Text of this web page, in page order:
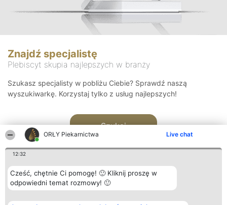
ORŁY Piekarnictwa Live chat
12:32
Cześć, chętnie Ci pomogę! 🙂 Kliknij proszę w
odpowiedni temat rozmowy! 🙂
Znajdź specjalistę
Plebiscyt skupia najlepszych w branży
Szukasz specjalisty w pobliżu Ciebie? Sprawdź naszą
wyszukiwarkę. Korzystaj tylko z usług najlepszych!
Szukaj
Organizator plebiscytu Plebiscyt Kontakt